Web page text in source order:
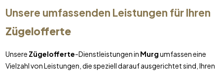
Unsere umfassenden Leistungen für Ihren
Zügelofferte
Unsere Zügelofferte-Dienstleistungen in Murgumfassen eine
Vielzahl von Leistungen, die speziell darauf ausgerichtet sind, Ihren